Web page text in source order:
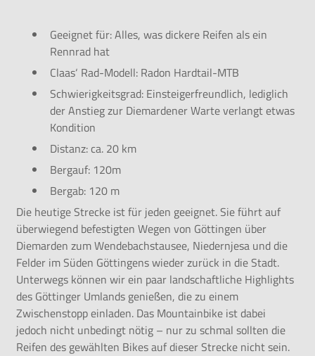
Geeignet für: Alles, was dickere Reifen als ein
Rennrad hat
Claas‘ Rad-Modell: Radon Hardtail-MTB
Schwierigkeitsgrad: Einsteigerfreundlich, lediglich
der Anstieg zur Diemardener Warte verlangt etwas
Kondition
Distanz: ca. 20 km
Bergauf: 120m
Bergab: 120 m
Die heutige Strecke ist für jeden geeignet. Sie führt auf
überwiegend befestigten Wegen von Göttingen über
Diemarden zum Wendebachstausee, Niedernjesa und die
Felder im Süden Göttingens wieder zurück in die Stadt.
Unterwegs können wir ein paar landschaftliche Highlights
des Göttinger Umlands genießen, die zu einem
Zwischenstopp einladen. Das Mountainbike ist dabei
jedoch nicht unbedingt nötig – nur zu schmal sollten die
Reifen des gewählten Bikesauf dieser Strecke nicht sein.